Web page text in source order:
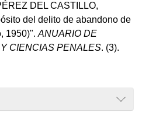
DEL CASTILLO,
del delito de abandono de
1950)".ANUARIO DE
CIENCIAS PENALES. (3).